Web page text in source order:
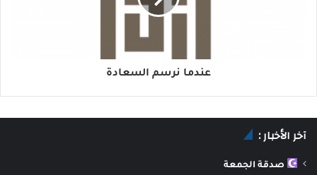
عندما نرسم السعادة
آخر الأخبار :
صدقة الجمعة